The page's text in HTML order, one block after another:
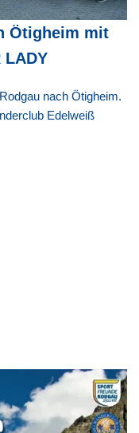
Ötigheim mit
LADY
nach Ötigheim.
Edelweiß